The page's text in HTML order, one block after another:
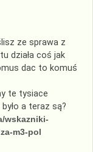
ze sprawa z
działa coś jak
dac to komuś
te tysiace
a teraz są?
wskazniki-
m3-pol